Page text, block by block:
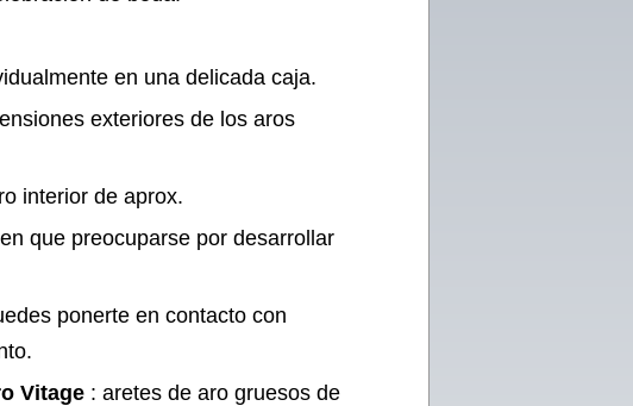
en una delicada caja.
exteriores de los aros
interior de aprox.
que preocuparse por desarrollar
ponerte en contacto con
Vitage : aretes de aro gruesos de